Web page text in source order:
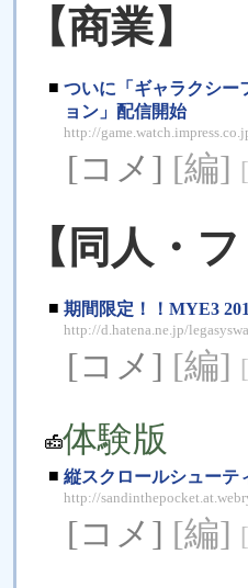
【商業】
■ ついに「ギャラクシー
ョン」配信開始
http://
[コメ] [編]
【同人・フ
■ 期間限定！！MYE3
http://d.hatena.ne.jp/
[コメ] [編]
体験版
■ 縦スクロールシューテ
http://
[コメ] [編]